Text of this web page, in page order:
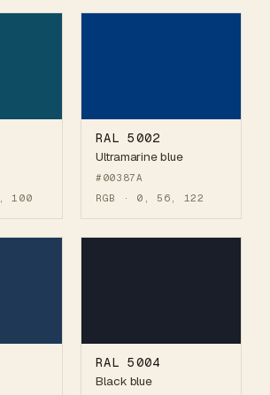
100
RAL 5002
Ultramarine blue
#00387A
RGB · 0, 56, 122
RAL 5004
Black blue